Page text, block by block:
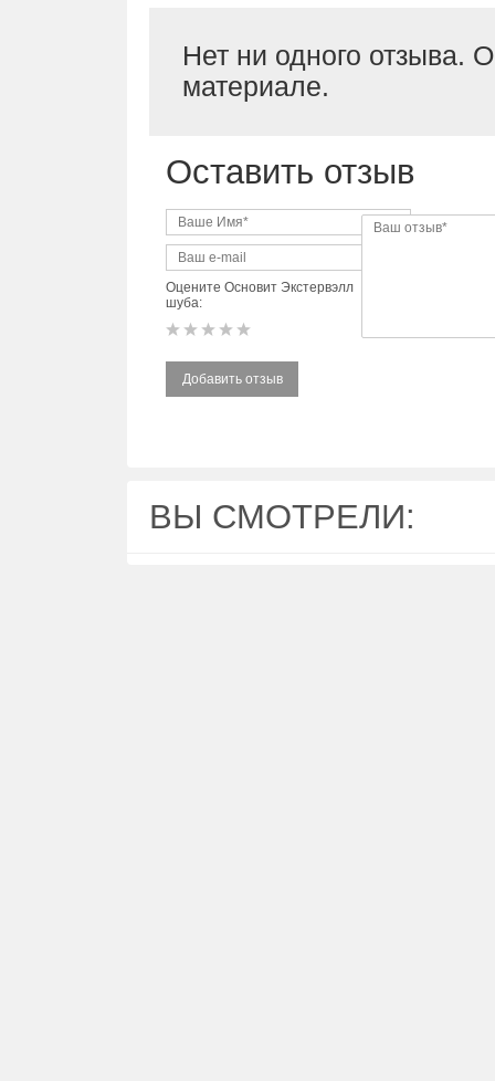
Нет ни одного отзыва.
материале.
Оставить отзыв
Оцените Основит Экстервэлл
шуба:
Добавить отзыв
ВЫ СМОТРЕЛИ: